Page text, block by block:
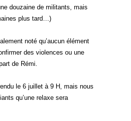
douzaine de militants, mais
plus tard…)
noté qu’aucun élément
des violences ou une
de Rémi.
le 6 juillet à 9 H, mais nous
qu’une relaxe sera